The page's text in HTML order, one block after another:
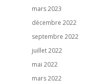
mars 2023
décembre 2022
septembre 2022
juillet 2022
mai 2022
mars 2022